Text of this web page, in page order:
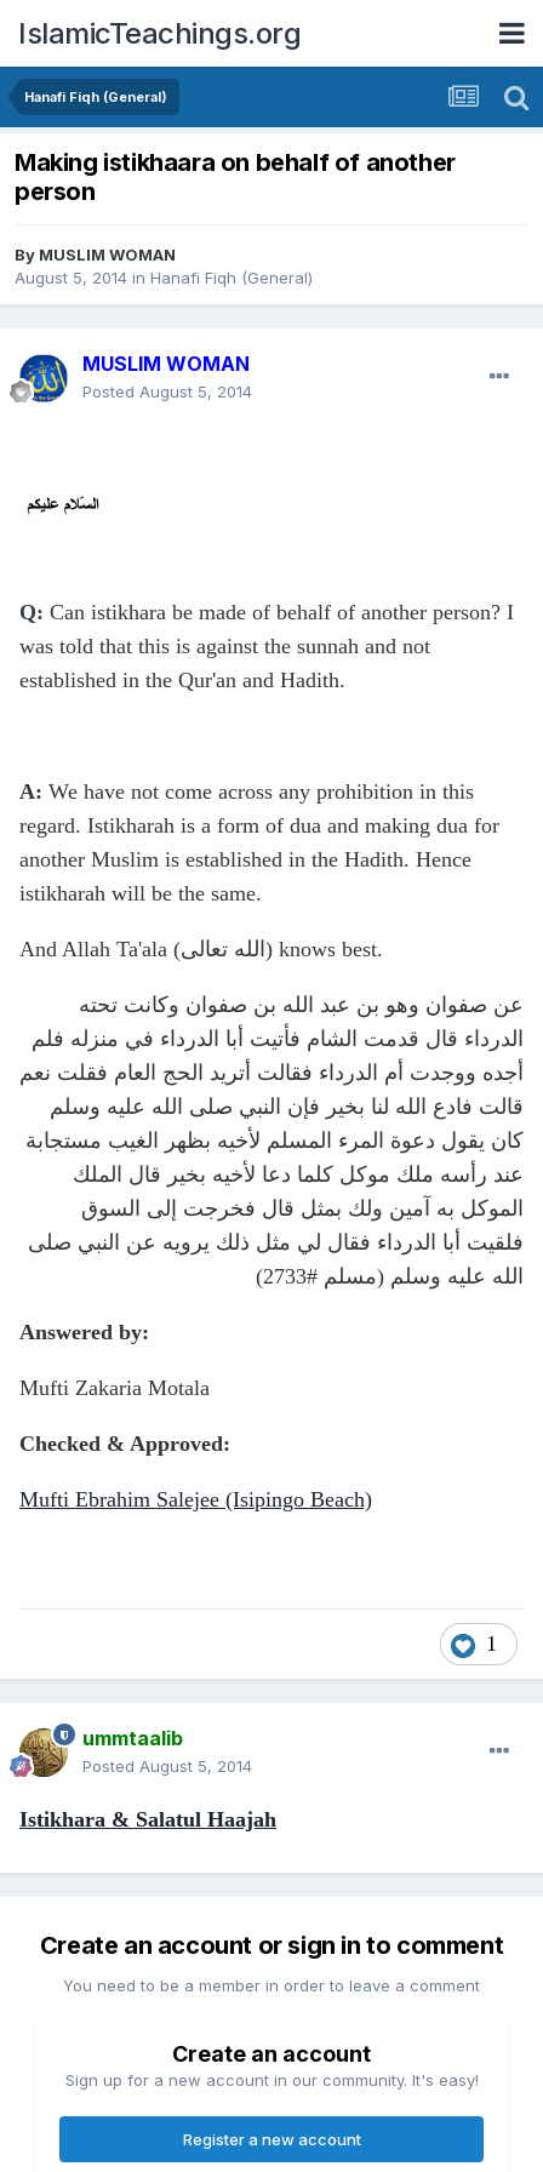
IslamicTeachings.org
Hanafi Fiqh (General)
Making istikhaara on behalf of another
person
By MUSLIM WOMAN
August 5, 2014 in Hanafi Fiqh (General)
MUSLIM WOMAN
Posted August 5, 2014
Q: Can istikhara be made of behalf of another person? I
was told that this is against the sunnah and not
established in the Qur'an and Hadith.
A: We have not come across any prohibition in this
regard. Istikharah is a form of dua and making dua for
another Muslim is established in the Hadith. Hence
istikharah will be the same.
And Allah Ta'ala (الله تعالى) knows best.
عن صفوان وهو بن عبد الله بن صفوان وكانت تحته
الدرداء قال قدمت الشام فأتيت أبا الدرداء في منزله فلم
أجده ووجدت أم الدرداء فقالت أتريد الحج العام فقلت نعم
قالت فادع الله لنا بخير فإن النبي صلى الله عليه وسلم
كان يقول دعوة المرء المسلم لأخيه بظهر الغيب مستجابة
عند رأسه ملك موكل كلما دعا لأخيه بخير قال الملك
الموكل به آمين ولك بمثل قال فخرجت إلى السوق
فلقيت أبا الدرداء فقال لي مثل ذلك يرويه عن النبي صلى
الله عليه وسلم (مسلم #2733)
Answered by:
Mufti Zakaria Motala
Checked & Approved:
Mufti Ebrahim Salejee (Isipingo Beach)
1
ummtaalib
Posted August 5, 2014
Istikhara & Salatul Haajah
Create an account or sign in to comment
You need to be a member in order to leave a comment
Create an account
Sign up for a new account in our community. It's easy!
Register a new account